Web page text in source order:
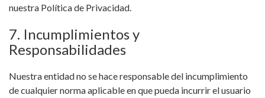
nuestra Política de Privacidad.
7. Incumplimientos y
Responsabilidades
Nuestra entidad no se hace responsable del incumplimiento
de cualquier norma aplicable en que pueda incurrir el usuario